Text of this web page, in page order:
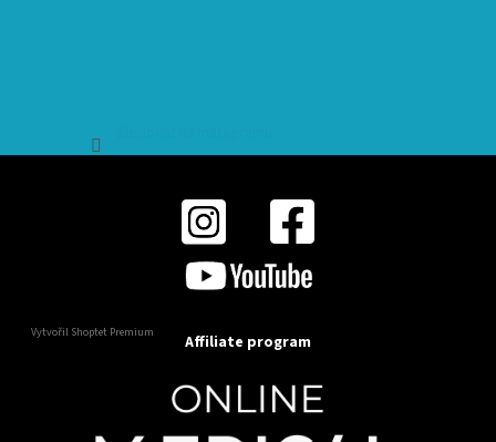
Vytvořil Shoptet Premium Affiliate program